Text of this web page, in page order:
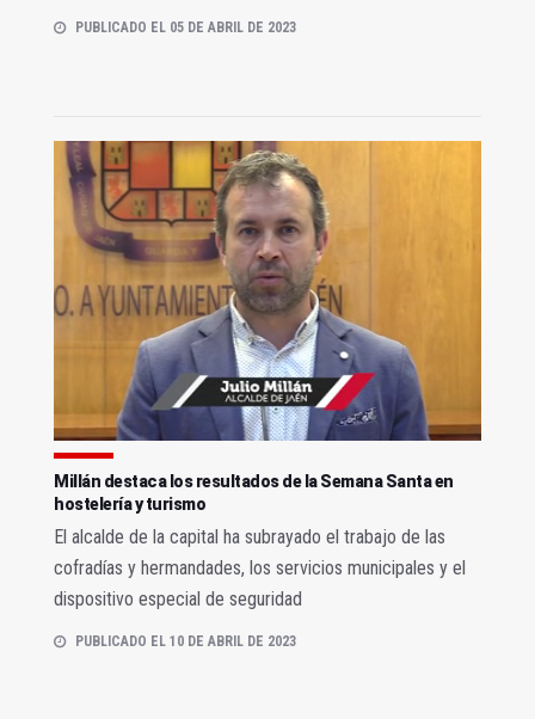
PUBLICADO EL 05 DE ABRIL DE 2023
Millán destaca los resultados de la Semana Santa en
hostelería y turismo
El alcalde de la capital ha subrayado el trabajo de las
cofradías y hermandades, los servicios municipales y el
dispositivo especial de seguridad
PUBLICADO EL 10 DE ABRIL DE 2023